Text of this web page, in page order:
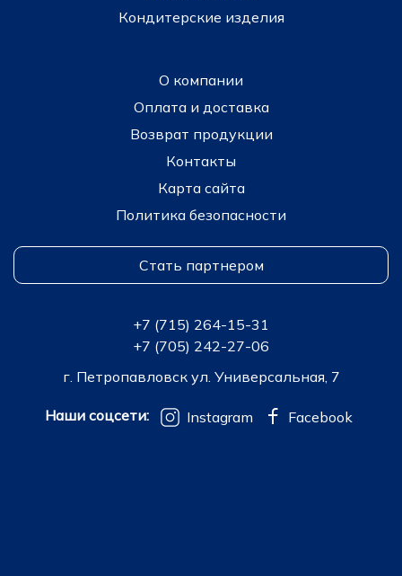
Кондитерские изделия
О компании
Оплата и доставка
Возврат продукции
Контакты
Карта сайта
Политика безопасности
Стать партнером
+7 (715) 264-15-31
+7 (705) 242-27-06
г. Петропавловск ул. Универсальная, 7
Наши соцсети: Instagram Facebook